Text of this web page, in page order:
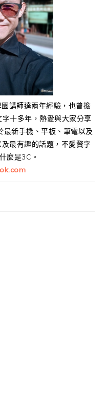
講師達兩年經驗，也曾擔
十多年，熱愛與大家分享
新手機、平板、筆電以及
最有趣的話題，不愛贅字
麼是3C。